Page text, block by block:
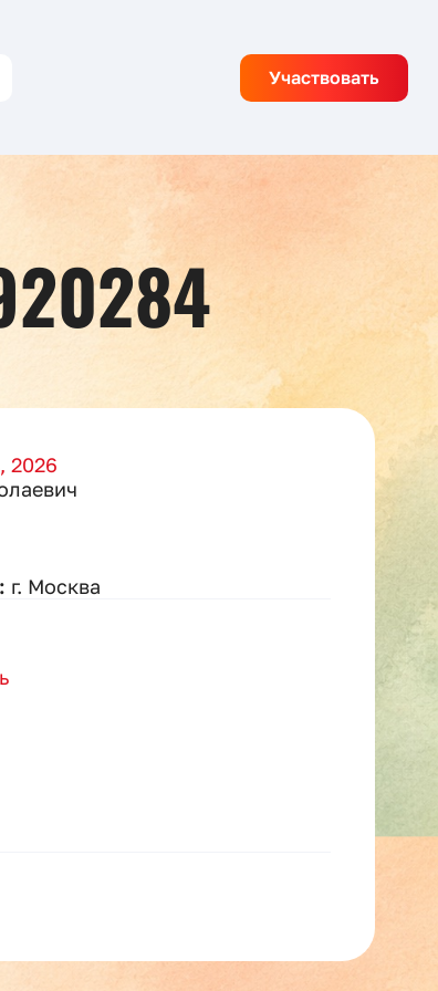
Участвовать
2026
г. Москва